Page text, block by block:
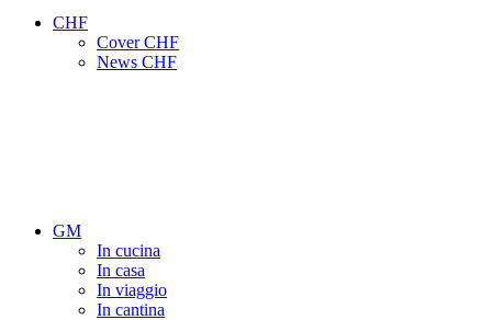
CHF
Cover CHF
News CHF
GM
In cucina
In casa
In viaggio
In cantina